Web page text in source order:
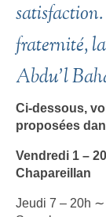
satisfaction.
fraternité,
Abdu’l
Ci-dessous,
proposées
Vendredi 1 –
Chapareillan
Jeudi 7 – 20h ∼